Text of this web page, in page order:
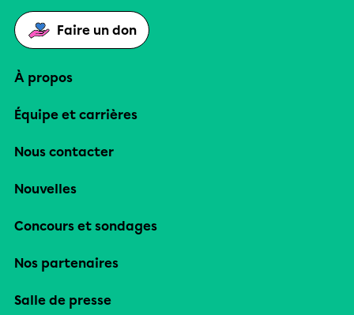
Faire un don
À propos
Équipe et carrières
Nous contacter
Nouvelles
Concours et sondages
Nos partenaires
Salle de presse